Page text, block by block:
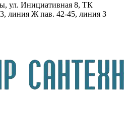
ул. Инициативная 8, ТК
линия Ж пав. 42-45, линия З